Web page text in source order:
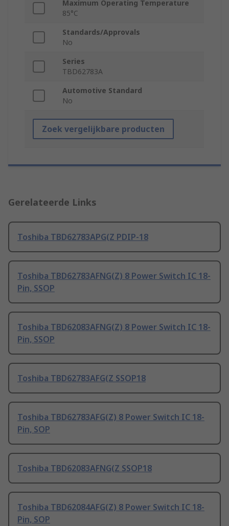
Maximum Operating Temperature
85°C
Standards/Approvals
No
Series
TBD62783A
Automotive Standard
No
Zoek vergelijkbare producten
Gerelateerde Links
Toshiba TBD62783APG(Z PDIP-18
Toshiba TBD62783AFNG(Z) 8 Power Switch IC 18-
Pin, SSOP
Toshiba TBD62083AFNG(Z) 8 Power Switch IC 18-
Pin, SSOP
Toshiba TBD62783AFG(Z SSOP18
Toshiba TBD62783AFG(Z) 8 Power Switch IC 18-
Pin, SOP
Toshiba TBD62083AFNG(Z SSOP18
Toshiba TBD62084AFG(Z) 8 Power Switch IC 18-
Pin, SOP